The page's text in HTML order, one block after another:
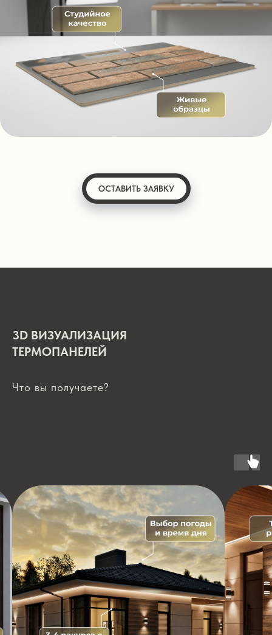
ОСТАВИТЬ ЗАЯВКУ
3D ВИЗУАЛИЗАЦИЯ
ТЕРМОПАНЕЛЕЙ
Что вы получаете?